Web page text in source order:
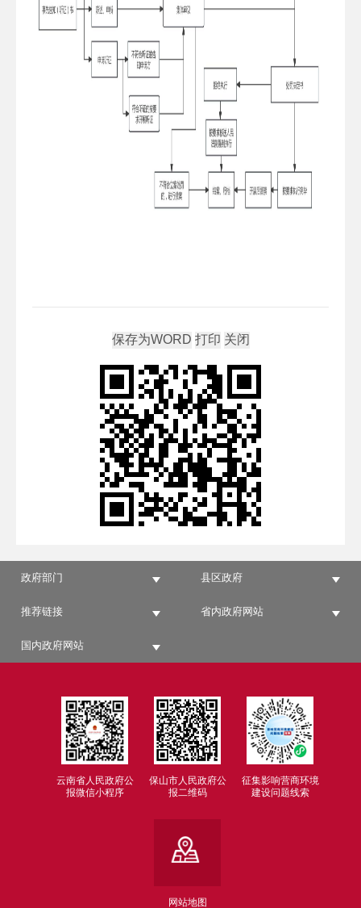
政府部门 县区政府
推荐链接 省内政府网站
国内政府网站
云南省人民政府公
报微信小程序
保山市人民政府公
报二维码
征集影响营商环境
建设问题线索
网站地图